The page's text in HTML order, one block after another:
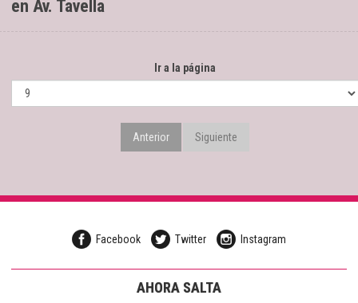
en Av. Tavella
Ir a la página
Anterior Siguiente
Facebook Twitter Instagram
AHORA SALTA